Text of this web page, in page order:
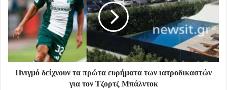
Πνιγμό δείχνουν τα πρώτα ευρήματα των ιατροδικαστών
για τον Τζορτζ Μπάλντοκ